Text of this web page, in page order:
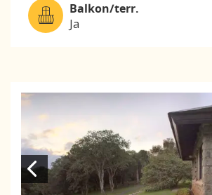
Balkon/terr.
Ja